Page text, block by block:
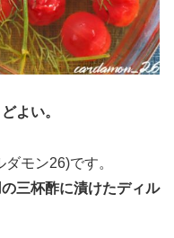
よい。
モン26)です。
三杯酢に漬けたディル